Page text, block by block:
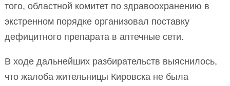
того, областной комитет по здравоохранению в
экстренном порядке организовал поставку
дефицитного препарата в аптечные сети.
В ходе дальнейших разбирательств выяснилось,
что жалоба жительницы Кировска не была